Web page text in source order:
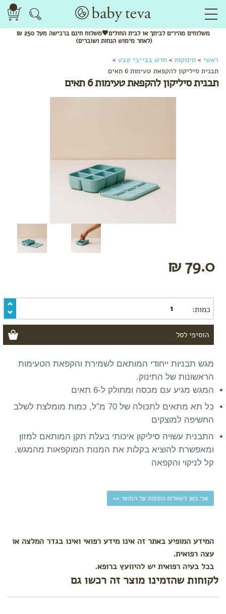
משלוחיםמהיריםלביתך או לבית החולים🖤משלוחחינם
ברכישה מעל 250 ₪
(לאחר מימוש הנחות ושוברים)
טקסטיל
לתינוק
פעילות
משחק
אמבטיה
שינה
בגדי
ים
חיתולים
רב
פעמיים
טטרה
תיקי
עגלה
הקלת
גזים
התקררות
עקיצות
הרגעה
ושינה
טיפול
ראשי > תינוקות > חדש בבייבי טבע >
תבנית סיליקון להקפאת טעימות 6 תאים
תבנית סיליקון להקפאת טעימות 6 תאים
79.0 ₪
כמות:
מגש תבניות ייחודי המותאם לשמירת והקפאת הטעימות
הראשונות של התינוק.
המגש מגיע עם מכסה ומחולק ל-6 תאים
כל תא מתאים לתכולה של 70 מ”ל, כמות מומלצת לשלב
החשיפה למוצקים
התבנית עשויה סיליקון איכותי בעלת תקן המותאם למזון
ומאפשרת להוציא בקלות את המנות המוקפאות מהמגש.
קל לניקוי והקפאה
אני כאן לשאלות נוספות על המוצר >>
המידע המופיע באתר זה אינו מידע רפואי ואינו בגדר המלצה או
עצה רפואית.
בכל בעיה רפואית יש להיוועץ ברופא.
לקוחות שהזמינו מוצר זה רכשו גם